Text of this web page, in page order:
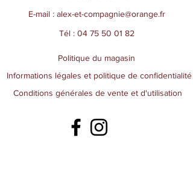
E-mail : alex-et-compagnie@orange.fr
Tél : 04 75 50 01 82
Politique du magasin
Informations légales et politique de confidentialité
Conditions générales de vente et d'utilisation